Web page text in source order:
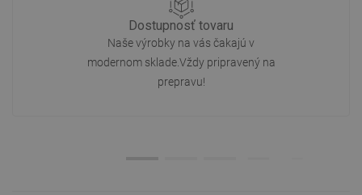
Dostupnosť tovaru
Naše výrobky na vás čakajú v
modernom sklade.Vždy pripravený na
prepravu!